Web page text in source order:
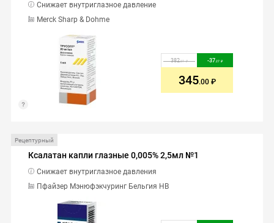
Merck Sharp & Dohme
Снижает внутриглазное давление
382.27 -37.27
345.00
Рецептурный
Ксалатан капли глазные 0,005% 2,5мл №1
Пфайзер Мэнюфэкчуринг Бельгия НВ
Снижает внутриглазное давления